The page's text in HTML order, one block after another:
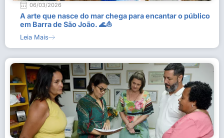
06/03/2026
A arte que nasce do mar chega para encantar o público
em Barra de São João. 🌊⛵
Leia Mais